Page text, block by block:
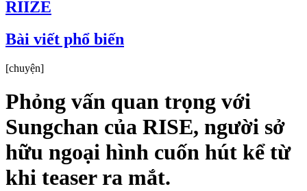
RIIZE
Bài viết phổ biến
[chuyện]
Phỏng vấn quan trọng với
Sungchan của RISE, người sở
hữu ngoại hình cuốn hút kể từ
khi teaser ra mắt.